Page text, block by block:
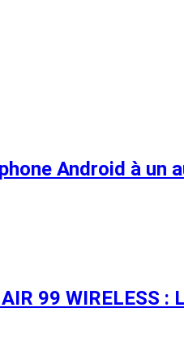
Android à
99 WIRELESS